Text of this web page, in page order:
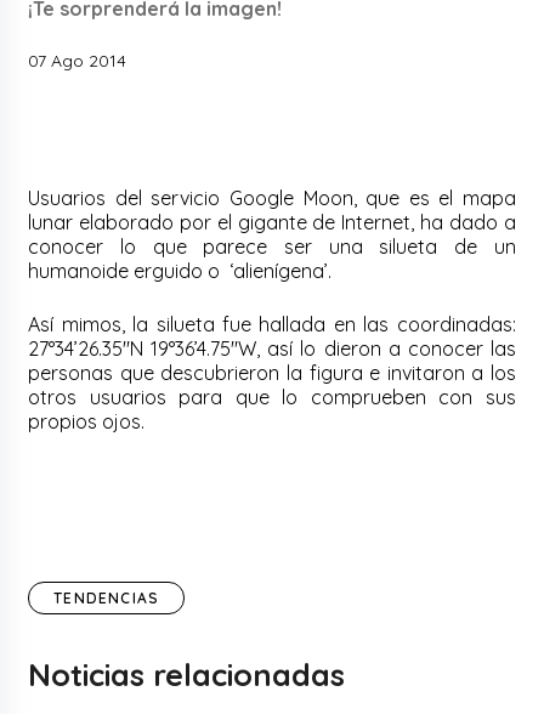
¡Te sorprenderá la imagen!
07 Ago 2014
Usuarios del servicio Google Moon, que es el mapa
lunar elaborado por el gigante de Internet, ha dado a
conocer lo que parece ser una silueta de un
humanoide erguido o ‘alienígena’.
Así mimos, la silueta fue hallada en las coordinadas:
27°34’26.35″N 19°36’4.75″W, así lo dieron a conocer las
personas que descubrieron la figura e invitaron a los
otros usuarios para que lo comprueben con sus
propios ojos.
TENDENCIAS
Noticias relacionadas